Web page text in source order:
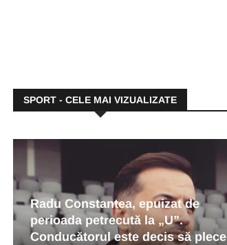
SPORT - CELE MAI VIZUALIZATE
Radu Constantea, epuizat de
perioada petrecută la „U”.
Conducătorul este decis să plece